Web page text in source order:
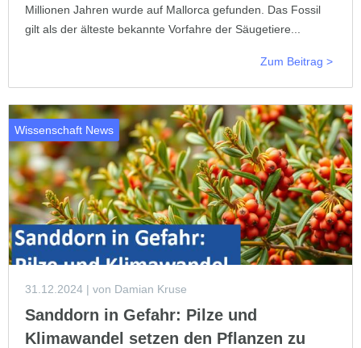
Millionen Jahren wurde auf Mallorca gefunden. Das Fossil
gilt als der älteste bekannte Vorfahre der Säugetiere...
Zum Beitrag >
Wissenschaft News
31.12.2024 | von Damian Kruse
Sanddorn in Gefahr: Pilze und
Klimawandel setzen den Pflanzen zu